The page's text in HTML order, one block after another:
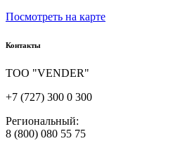
Посмотреть на карте
Контакты
ТОО "VENDER"
+7 (727) 300 0 300
Региональный:
8 (800) 080 55 75